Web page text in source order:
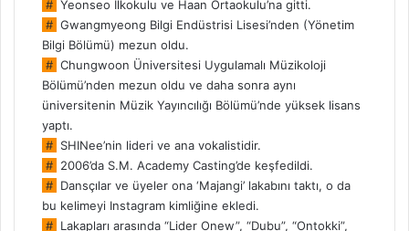
# Yeonseo İlkokulu ve Haan Ortaokulu’na gitti.
# Gwangmyeong Bilgi Endüstrisi Lisesi’nden (Yönetim
Bilgi Bölümü) mezun oldu.
# Chungwoon Üniversitesi Uygulamalı Müzikoloji
Bölümü’nden mezun oldu ve daha sonra aynı
üniversitenin Müzik Yayıncılığı Bölümü’nde yüksek lisans
yaptı.
# SHINee’nin lideri ve ana vokalistidir.
# 2006’da S.M. Academy Casting’de keşfedildi.
# Dansçılar ve üyeler ona ‘Majangi’ lakabını taktı, o da
bu kelimeyi Instagram kimliğine ekledi.
# Lakapları arasında “Lider Onew”, “Dubu”, “Ontokki”,